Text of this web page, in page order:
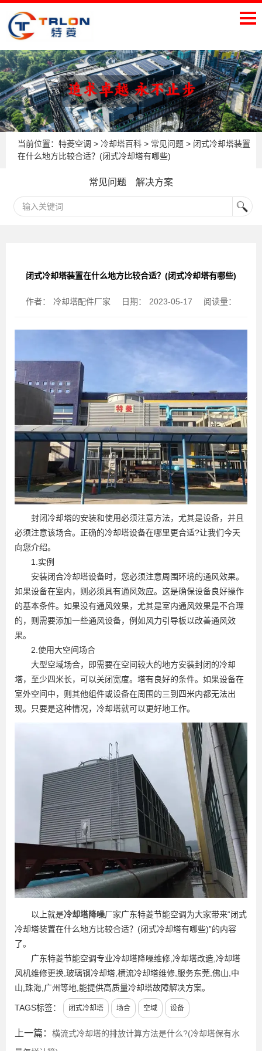
当前位置： 特菱空调 > 冷却塔百科 > 常见问题 > 闭式冷却塔装置
在什么地方比较合适？(闭式冷却塔有哪些)
常见问题 解决方案
闭式冷却塔装置在什么地方比较合适？(闭式冷却塔有哪些)
作者： 冷却塔配件厂家 日期： 2023-05-17 阅读量：
封闭冷却塔的安装和使用必须注意方法，尤其是设备，并且
必须注意该场合。正确的冷却塔设备在哪里更合适?让我们今天
向您介绍。
1.实例
安装闭合冷却塔设备时，您必须注意周围环境的通风效果。
如果设备在室内，则必须具有通风效应。这是确保设备良好操作
的基本条件。如果没有通风效果，尤其是室内通风效果是不合理
的，则需要添加一些通风设备，例如风力引导板以改善通风效
果。
2.使用大空间场合
大型空域场合，即需要在空间较大的地方安装封闭的冷却
塔，至少四米长，可以关闭宽度。塔有良好的条件。如果设备在
室外空间中，则其他组件或设备在周围的三到四米内都无法出
现。只要是这种情况，冷却塔就可以更好地工作。
以上就是冷却塔降噪厂家广东特菱节能空调为大家带来“闭式
冷却塔装置在什么地方比较合适？(闭式冷却塔有哪些)”的内容
了。
广东特菱节能空调专业冷却塔降噪维修,冷却塔改造,冷却塔
风机维修更换,玻璃钢冷却塔,横流冷却塔维修,服务东莞,佛山,中
山,珠海,广州等地,能提供高质量冷却塔故障解决方案。
TAGS标签： 闭式冷却塔 场合 空域 设备
上一篇： 横流式冷却塔的排放计算方法是什么?(冷却塔保有水